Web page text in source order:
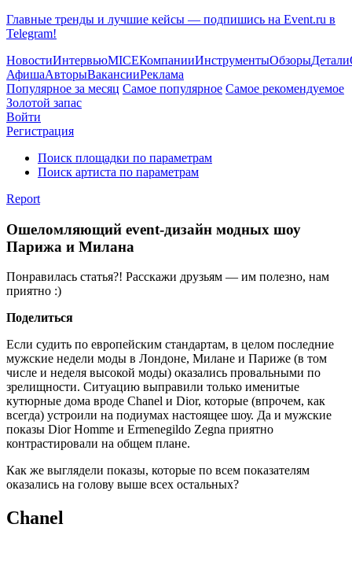
Главные тренды и лучшие кейсы — подпишись на Event.ru в
Telegram!
НовостиИнтервьюMICEКомпанииИнструментыОбзорыДетали
АфишаАвторыВакансииРеклама
Популярное за месяц Самое популярное Самое рекомендуемое
Золотой запас
Войти
Регистрация
Поиск площадки по параметрам
Поиск артиста по параметрам
Report
Ошеломляющий event-дизайн модных шоу
Парижа и Милана
Понравилась статья?! Расскажи друзьям — им полезно, нам
приятно :)
Поделиться
Если судить по европейским стандартам, в целом последние
мужские недели моды в Лондоне, Милане и Париже (в том
числе и неделя высокой моды) оказались провальными по
зрелищности. Ситуацию выправили только именитые
кутюрные дома вроде Chanel и Dior, которые (впрочем, как
всегда) устроили на подиумах настоящее шоу. Да и мужские
показы Dior Homme и Ermenegildo Zegna приятно
контрастировали на общем плане.
Как же выглядели показы, которые по всем показателям
оказались на голову выше всех остальных?
Chanel